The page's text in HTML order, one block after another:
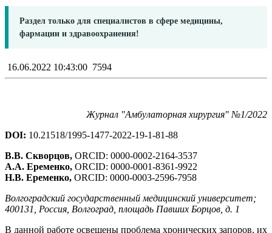
Раздел только для специалистов в сфере медицины,
фармации и здравоохранения!
16.06.2022 10:43:00 7594
Журнал "Амбулаторная хирургия" №1/2022
DOI: 10.21518/1995-1477-2022-19-1-81-88
В.В. Скворцов, ORCID: 0000-0002-2164-3537
А.А. Еременко, ORCID: 0000-0001-8361-9922
Н.В. Еременко, ORCID: 0000-0003-2596-7958
Волгоградский государственный медицинский университет;
400131, Россия, Волгоград, площадь Павших Борцов, д. 1
В данной работе освещены проблема хронических запоров, их